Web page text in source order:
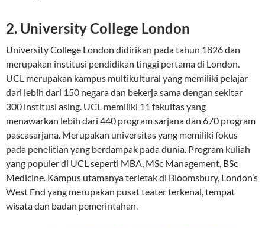
2. University College London
University College London didirikan pada tahun 1826 dan
merupakan institusi pendidikan tinggi pertama di London.
UCL merupakan kampus multikultural yang memiliki pelajar
dari lebih dari 150 negara dan bekerja sama dengan sekitar
300 institusi asing. UCL memiliki 11 fakultas yang
menawarkan lebih dari 440 program sarjana dan 670 program
pascasarjana. Merupakan universitas yang memiliki fokus
pada penelitian yang berdampak pada dunia. Program kuliah
yang populer di UCL seperti MBA, MSc Management, BSc
Medicine. Kampus utamanya terletak di Bloomsbury, London’s
West End yang merupakan pusat teater terkenal, tempat
wisata dan badan pemerintahan.